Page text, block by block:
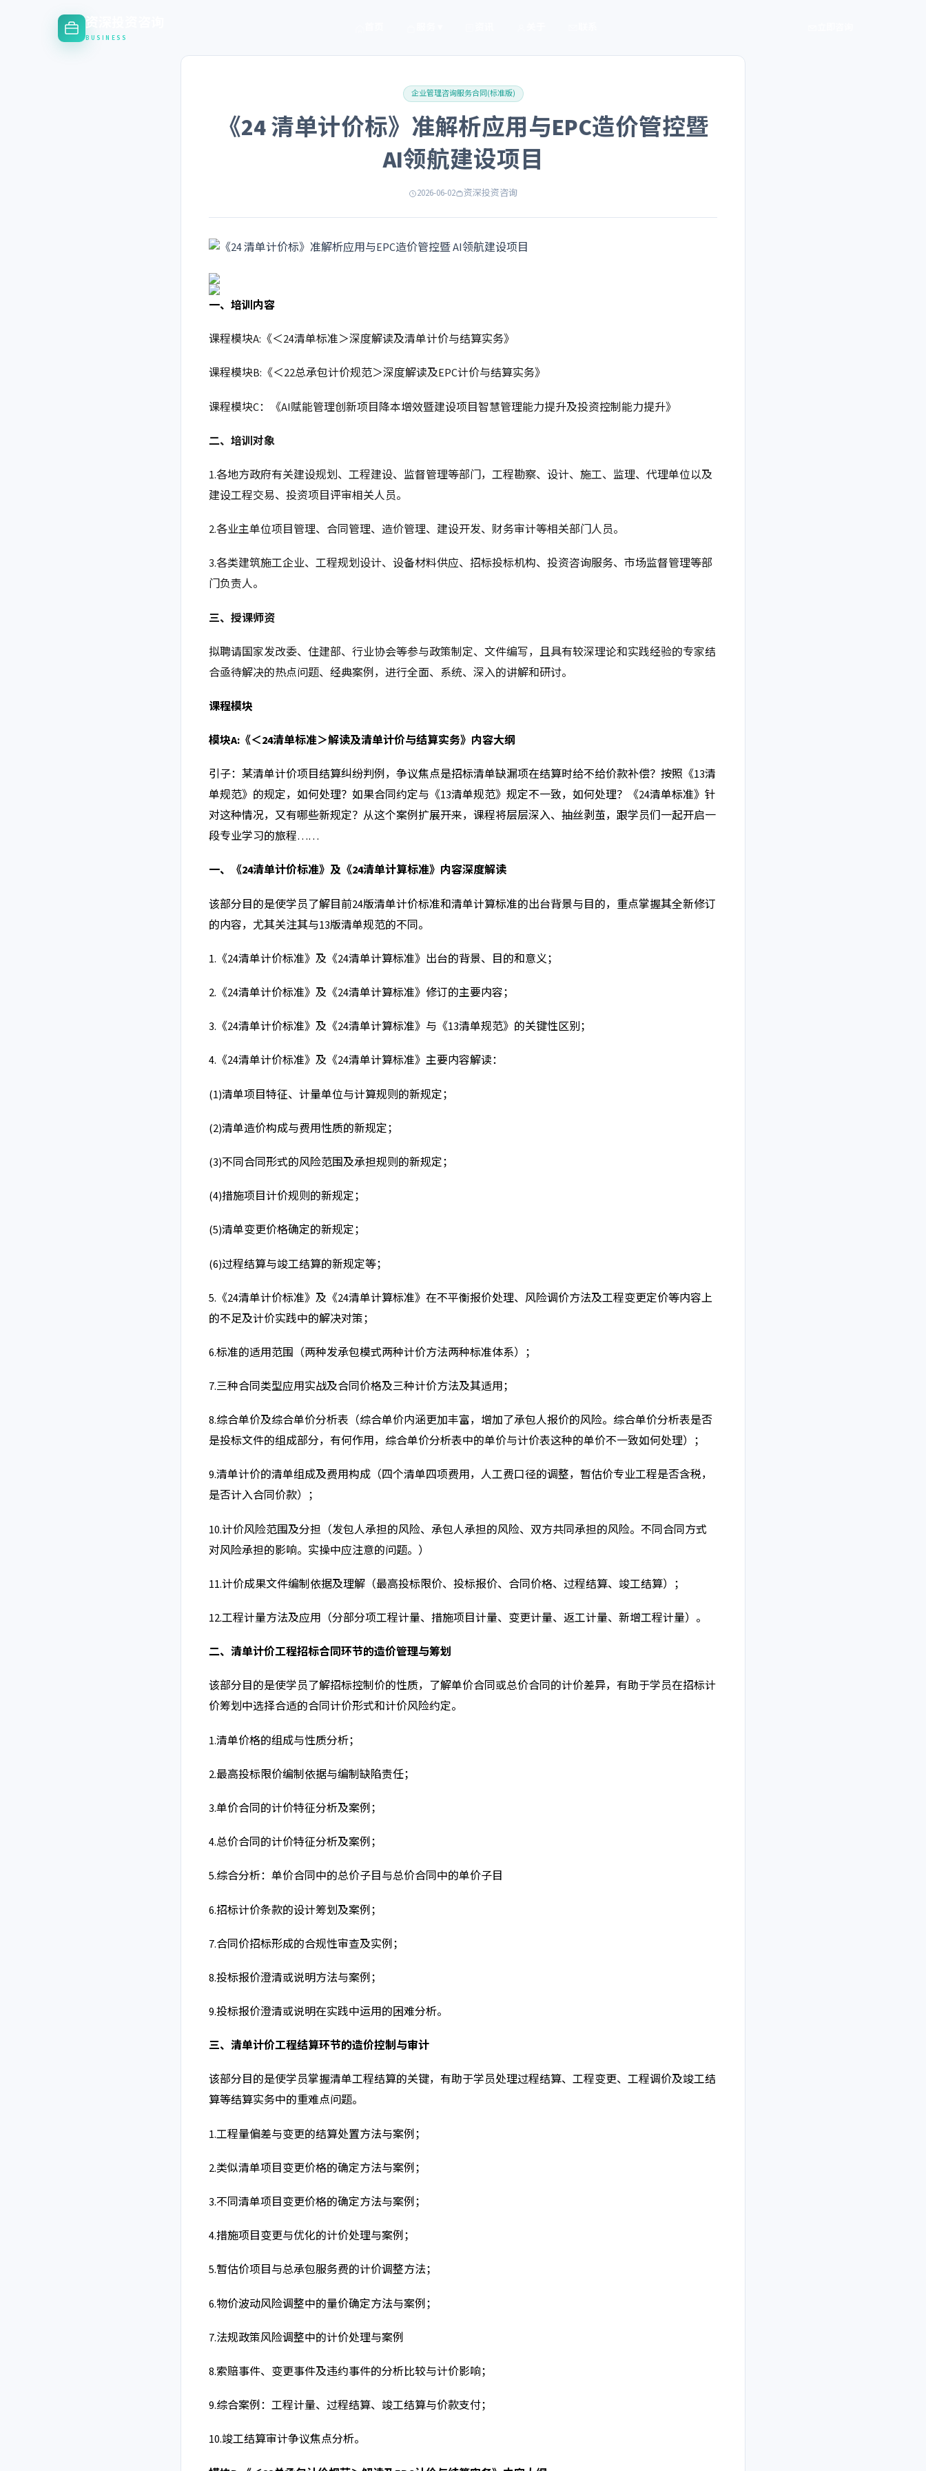
资深投资咨询
BUSINESS
企业管理咨询服务合同(标准版)
《24 清单计价标》准解析应用与EPC造价管控暨
AI领航建设项目
2026-06-02 资深投资咨询
一、培训内容
课程模块A:《＜24清单标准＞深度解读及清单计价与结算实务》
课程模块B:《＜22总承包计价规范＞深度解读及EPC计价与结算实务》
课程模块C：《AI赋能管理创新项目降本增效暨建设项目智慧管理能力提升及投资控制能力提升》
二、培训对象
1.各地方政府有关建设规划、工程建设、监督管理等部门，工程勘察、设计、施工、监理、代理单位以及
建设工程交易、投资项目评审相关人员。
2.各业主单位项目管理、合同管理、造价管理、建设开发、财务审计等相关部门人员。
3.各类建筑施工企业、工程规划设计、设备材料供应、招标投标机构、投资咨询服务、市场监督管理等部
门负责人。
三、授课师资
拟聘请国家发改委、住建部、行业协会等参与政策制定、文件编写，且具有较深理论和实践经验的专家结
合亟待解决的热点问题、经典案例，进行全面、系统、深入的讲解和研讨。
课程模块
模块A:《＜24清单标准＞解读及清单计价与结算实务》内容大纲
引子：某清单计价项目结算纠纷判例，争议焦点是招标清单缺漏项在结算时给不给价款补偿？按照《13清
单规范》的规定，如何处理？如果合同约定与《13清单规范》规定不一致，如何处理？《24清单标准》针
对这种情况，又有哪些新规定？从这个案例扩展开来，课程将层层深入、抽丝剥茧，跟学员们一起开启一
段专业学习的旅程……
一、 《24清单计价标准》及《24清单计算标准》内容深度解读
该部分目的是使学员了解目前24版清单计价标准和清单计算标准的出台背景与目的，重点掌握其全新修订
的内容，尤其关注其与13版清单规范的不同。
1. 《24清单计价标准》及《24清单计算标准》出台的背景、目的和意义；
2. 《24清单计价标准》及《24清单计算标准》修订的主要内容；
3. 《24清单计价标准》及《24清单计算标准》与《13清单规范》的关键性区别；
4. 《24清单计价标准》及《24清单计算标准》主要内容解读：
(1)清单项目特征、计量单位与计算规则的新规定；
(2)清单造价构成与费用性质的新规定；
(3)不同合同形式的风险范围及承担规则的新规定；
(4)措施项目计价规则的新规定；
(5)清单变更价格确定的新规定；
(6)过程结算与竣工结算的新规定等；
5. 《24清单计价标准》及《24清单计算标准》在不平衡报价处理、风险调价方法及工程变更定价等内容上
的不足及计价实践中的解决对策；
6.标准的适用范围（两种发承包模式两种计价方法两种标准体系）；
7.三种合同类型应用实战及合同价格及三种计价方法及其适用；
8.综合单价及综合单价分析表（综合单价内涵更加丰富，增加了承包人报价的风险。综合单价分析表是否
是投标文件的组成部分，有何作用，综合单价分析表中的单价与计价表这种的单价不一致如何处理）；
9.清单计价的清单组成及费用构成（四个清单四项费用，人工费口径的调整，暂估价专业工程是否含税，
是否计入合同价款）；
10.计价风险范围及分担（发包人承担的风险、承包人承担的风险、双方共同承担的风险。不同合同方式
对风险承担的影响。实操中应注意的问题。）
11.计价成果文件编制依据及理解（最高投标限价、投标报价、合同价格、过程结算、竣工结算）；
12.工程计量方法及应用（分部分项工程计量、措施项目计量、变更计量、返工计量、新增工程计量）。
二、 清单计价工程招标合同环节的造价管理与筹划
该部分目的是使学员了解招标控制价的性质，了解单价合同或总价合同的计价差异，有助于学员在招标计
价筹划中选择合适的合同计价形式和计价风险约定。
1.清单价格的组成与性质分析；
2.最高投标限价编制依据与编制缺陷责任；
3.单价合同的计价特征分析及案例；
4.总价合同的计价特征分析及案例；
5.综合分析：单价合同中的总价子目与总价合同中的单价子目
6.招标计价条款的设计筹划及案例；
7.合同价招标形成的合规性审查及实例；
8.投标报价澄清或说明方法与案例；
9.投标报价澄清或说明在实践中运用的困难分析。
三、 清单计价工程结算环节的造价控制与审计
该部分目的是使学员掌握清单工程结算的关键，有助于学员处理过程结算、工程变更、工程调价及竣工结
算等结算实务中的重难点问题。
1.工程量偏差与变更的结算处置方法与案例；
2.类似清单项目变更价格的确定方法与案例；
3.不同清单项目变更价格的确定方法与案例；
4.措施项目变更与优化的计价处理与案例；
5.暂估价项目与总承包服务费的计价调整方法；
6.物价波动风险调整中的量价确定方法与案例；
7.法规政策风险调整中的计价处理与案例
8.索赔事件、变更事件及违约事件的分析比较与计价影响；
9.综合案例：工程计量、过程结算、竣工结算与价款支付；
10.竣工结算审计争议焦点分析。